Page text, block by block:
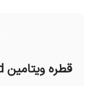
قطره ویتامین a+d ویواکیدز